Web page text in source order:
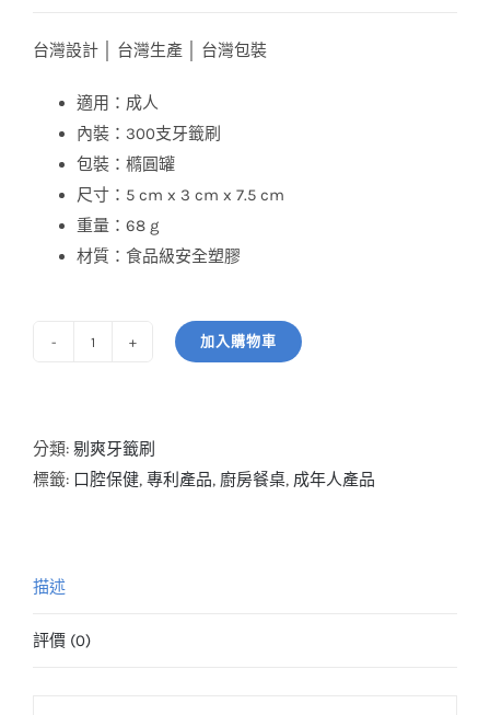
台灣設計 │ 台灣生產 │ 台灣包裝
適用：成人
內裝：300支牙籤刷
包裝：橢圓罐
尺寸：5 cm x 3 cm x 7.5 cm
重量：68 g
材質：食品級安全塑膠
籤
刷
加入購物車
分類: 剔爽牙籤刷
標籤: 口腔保健, 專利產品, 廚房餐桌, 成年人產品
描述
評價 (0)